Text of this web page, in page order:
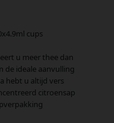
cups
u meer thee dan
de ideale aanvulling
hebt u altijd vers
citroensap